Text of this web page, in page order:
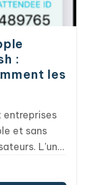
:
les
entreprises
et sans
L'une
des
à jour